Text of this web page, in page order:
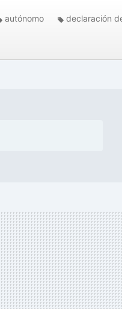
autónomo declaración